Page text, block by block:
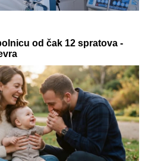
vaučer od 10.000 dinara -
u Srbiji